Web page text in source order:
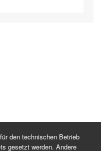
den technischen Betrieb
gesetzt werden. Andere